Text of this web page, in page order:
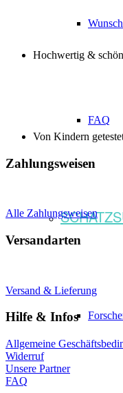
FAQ
Hochwertig & schön
Von Kindern
Zahlungsweisen
Alle Zahlungsweisen
Versandarten
Versand & Lieferung
Hilfe & Infos
Allgemeine
Widerruf
Unsere Partner
FAQ